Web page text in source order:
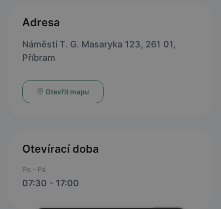
Adresa
Náměstí T. G. Masaryka 123, 261 01,
Příbram
Otevřít mapu
Otevírací doba
Po - Pá
07:30 - 17:00